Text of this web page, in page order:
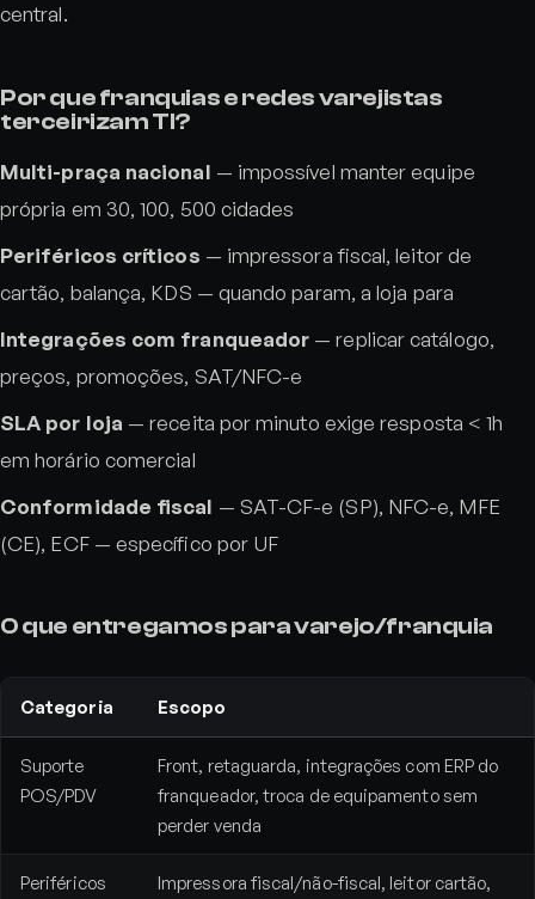
central.
Por que franquias e redes varejistas
terceirizam TI?
Multi-praça nacional — impossível manter equipe
própria em 30, 100, 500 cidades
Periféricos críticos — impressora fiscal, leitor de
cartão, balança, KDS — quando param, a loja para
Integrações com franqueador — replicar catálogo,
preços, promoções, SAT/NFC-e
SLA por loja — receita por minuto exige resposta < 1h
em horário comercial
Conformidade fiscal — SAT-CF-e (SP), NFC-e, MFE
(CE), ECF — específico por UF
O que entregamos para varejo/franquia
Categoria Escopo
Suporte
POS/PDV
Front, retaguarda, integrações com ERP do
franqueador, troca de equipamento sem
perder venda
Periféricos
Impressora fiscal/não-fiscal, leitor cartão,